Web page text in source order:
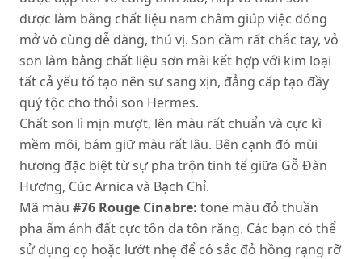
được làm bằng chất liệu nam châm giúp việc đóng
mở vô cùng dễ dàng, thú vị. Son cầm rất chắc tay, vỏ
son làm bằng chất liệu sơn mài kết hợp với kim loại
tất cả yếu tố tạo nên sự sang xịn, đẳng cấp tạo đầy
quý tộc cho thỏi son Hermes.
Chất son lì mịn mượt, lên màu rất chuẩn và cực kì
mềm môi, bám giữ màu rất lâu. Bên cạnh đó mùi
hương đặc biệt từ sự pha trộn tinh tế giữa Gỗ Đàn
Hương, Cúc Arnica và Bạch Chỉ.
Mã màu #76 Rouge Cinabre: tone màu đỏ thuần
pha ấm ánh đất cực tôn da tôn răng. Các bạn có thể
sử dụng cọ hoặc lướt nhẹ để có sắc đỏ hồng rạng rỡ